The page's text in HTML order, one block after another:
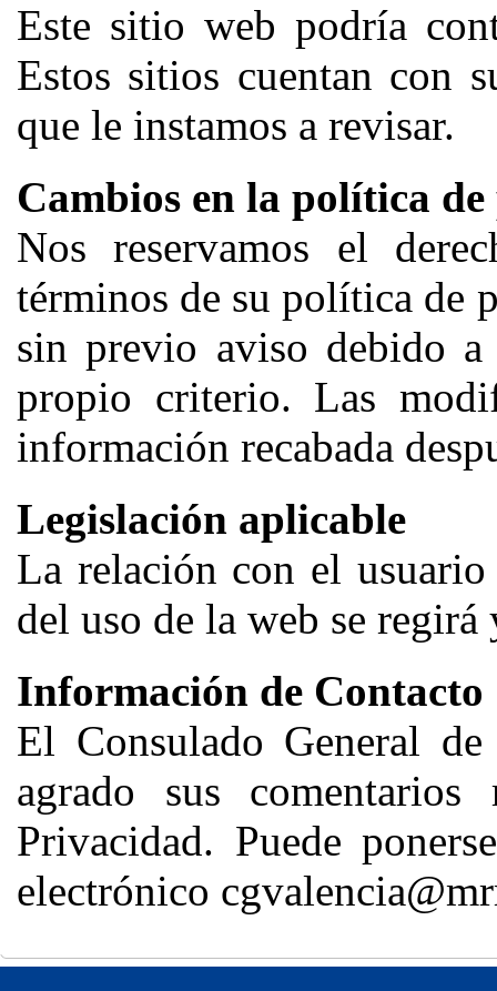
Este sitio web podría
Estos sitios cuentan con
que le instamos a revisar.
Cambios en la política
Nos reservamos el
términos de su política de
sin previo aviso debido
propio criterio. Las
información recabada
Legislación aplicable
La relación con el
del uso de la web se regirá
Información de Contacto
El Consulado General
agrado sus
Privacidad. Puede
electrónico